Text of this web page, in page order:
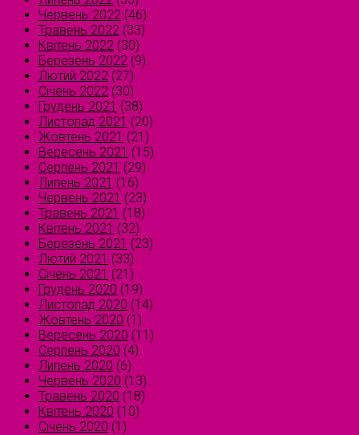
Червень 2022 (46)
Травень 2022 (33)
Квітень 2022 (30)
Березень 2022 (9)
Лютий 2022 (27)
Січень 2022 (30)
Грудень 2021 (38)
Листопад 2021 (20)
Жовтень 2021 (21)
Вересень 2021 (15)
Серпень 2021 (29)
Липень 2021 (16)
Червень 2021 (23)
Травень 2021 (18)
Квітень 2021 (32)
Березень 2021 (23)
Лютий 2021 (33)
Січень 2021 (21)
Грудень 2020 (19)
Листопад 2020 (14)
Жовтень 2020 (1)
Вересень 2020 (11)
Серпень 2020 (4)
Липень 2020 (6)
Червень 2020 (13)
Травень 2020 (18)
Квітень 2020 (10)
Січень 2020 (1)